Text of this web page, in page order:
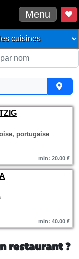
Menu
portugaise
min: 20.00 €
min: 40.00 €
restaurant ?